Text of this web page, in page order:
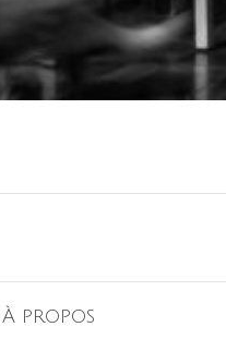
À propos